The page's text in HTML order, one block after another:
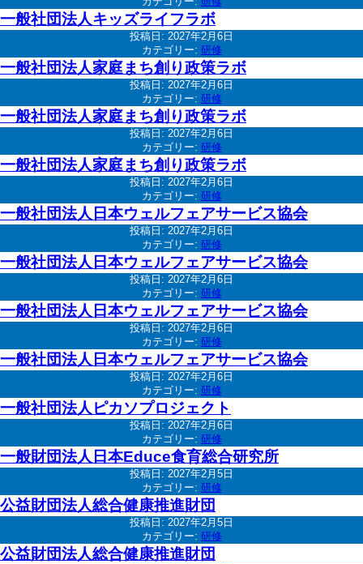
一般社団法人キッズライフラボ
投稿日: 2027年2月6日
カテゴリー: 研修
一般社団法人家庭まち創り政策ラボ
投稿日: 2027年2月6日
カテゴリー: 研修
一般社団法人家庭まち創り政策ラボ
投稿日: 2027年2月6日
カテゴリー: 研修
一般社団法人家庭まち創り政策ラボ
投稿日: 2027年2月6日
カテゴリー: 研修
一般社団法人日本ウェルフェアサービス協会
投稿日: 2027年2月6日
カテゴリー: 研修
一般社団法人日本ウェルフェアサービス協会
投稿日: 2027年2月6日
カテゴリー: 研修
一般社団法人日本ウェルフェアサービス協会
投稿日: 2027年2月6日
カテゴリー: 研修
一般社団法人日本ウェルフェアサービス協会
投稿日: 2027年2月6日
カテゴリー: 研修
一般社団法人ピカソプロジェクト
投稿日: 2027年2月6日
カテゴリー: 研修
一般財団法人日本Educe食育総合研究所
投稿日: 2027年2月5日
カテゴリー: 研修
公益財団法人総合健康推進財団
投稿日: 2027年2月5日
カテゴリー: 研修
公益財団法人総合健康推進財団